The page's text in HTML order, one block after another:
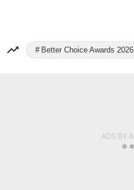
Better Choice Awards 2026